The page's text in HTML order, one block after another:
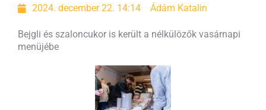
2024. december 22. 14:14 Ádám Katalin
Bejgli és szaloncukor is került a nélkülözők vasárnapi
menüjébe